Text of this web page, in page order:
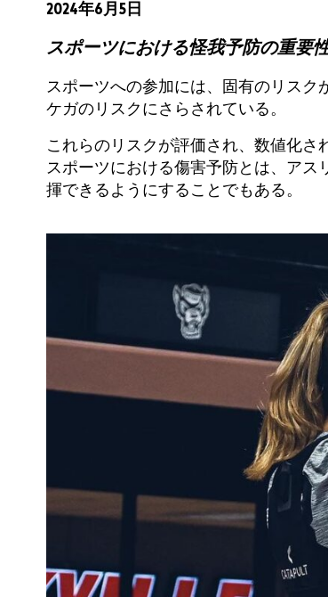
2024年6月5日
スポーツにおける怪我予防の重要
スポーツへの参加には、固有のリス
ケガのリスクにさらされている。
これらのリスクが評価され、数値化さ
スポーツにおける傷害予防とは、アス
揮できるようにすることでもある。